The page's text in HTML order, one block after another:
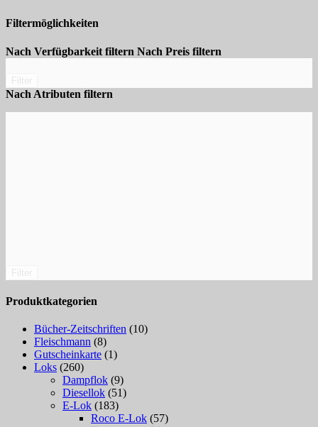
Filtermöglichkeiten
Nach Verfügbarkeit filtern Nach Preis filtern
Nach Atributen filtern
Produktkategorien
Bücher-Zeitschriften (10)
Fleischmann (8)
Gutscheinkarte (1)
Loks (260)
Dampflok (9)
Diesellok (51)
E-Lok (183)
Roco E-Lok (57)